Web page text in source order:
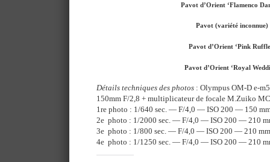
Pavot d’Orient ‘Flamenco
Pavot (variété inconnue)
Pavot d’Orient ‘Pink
Pavot d’Orient ‘Royal
Détails techniques des photos : Olympus OM-D e-
150mm F/2,8 + multiplicateur de focale M.Zuiko
1re photo : 1/640 sec. — F/4,0 — ISO 200 — 150
2e photo : 1/2000 sec. — F/4,0 — ISO 200 — 210
3e photo : 1/800 sec. — F/4,0 — ISO 200 — 210 mm
4e photo : 1/1250 sec. — F/4,0 — ISO 200 — 210